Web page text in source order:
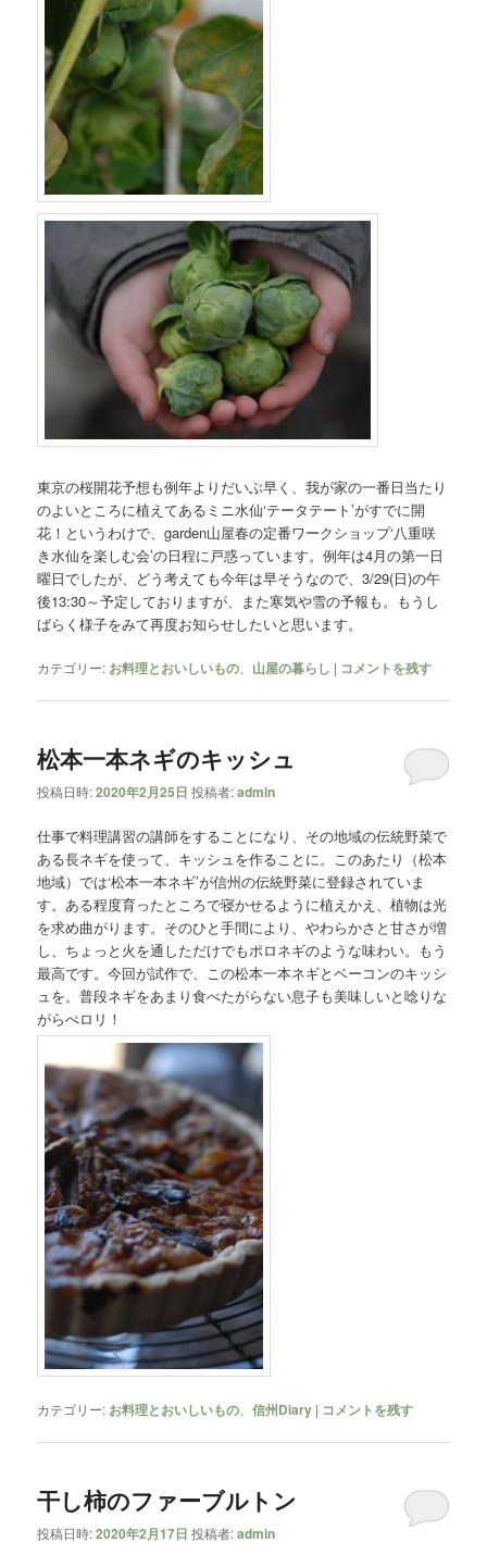
東京の桜開花予想も例年よりだいぶ早く、我が家の一番日当たり
のよいところに植えてあるミニ水仙‘テータテート’がすでに開
花！というわけで、garden山屋春の定番ワークショップ‘八重咲
き水仙を楽しむ会’の日程に戸惑っています。例年は4月の第一日
曜日でしたが、どう考えても今年は早そうなので、3/29(日)の午
後13:30～予定しておりますが、また寒気や雪の予報も。もうし
ばらく様子をみて再度お知らせしたいと思います。
カテゴリー: お料理とおいしいもの 山屋の暮らし | コメントを残す
松本一本ネギのキッシュ
投稿日時:2020年2月25日 投稿者:admin
仕事で料理講習の講師をすることになり、その地域の伝統野菜で
ある長ネギを使って、キッシュを作ることに。このあたり（松本
地域）では‘松本一本ネギ’が信州の伝統野菜に登録されていま
す。ある程度育ったところで寝かせるように植えかえ、植物は光
を求め曲がります。そのひと手間により、やわらかさと甘さが増
し、ちょっと火を通しただけでもポロネギのような味わい。もう
最高です。今回が試作で、この松本一本ネギとベーコンのキッシ
ュを。普段ネギをあまり食べたがらない息子も美味しいと唸りな
がらぺロリ！
カテゴリー: お料理とおいしいもの 、信州Diary | コメントを残す
干し柿のファーブルトン
投稿日時:2020年2月17日 投稿者:admin